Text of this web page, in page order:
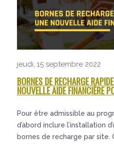
jeudi, 15 septembre 2022
BORNES DE RECHARGE
NOUVELLE AIDE FINANCIÈRE
Pour être admissible au
d’abord inclure l’installation
bornes de recharge par